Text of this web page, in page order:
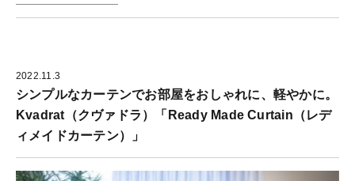
2022.11.3
シンプルなカーテンでお部屋をおしゃれに、軽やかに。
Kvadrat（クヴァドラ）「Ready Made Curtain（レデ
ィメイドカーテン）」